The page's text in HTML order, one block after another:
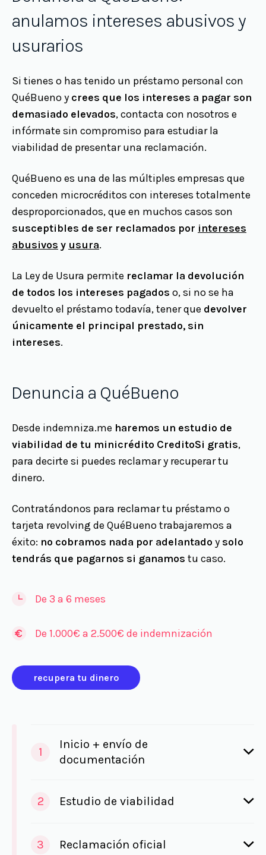
anulamos intereses abusivos y
usurarios
Si tienes o has tenido un préstamo personal con
QuéBueno y crees que los intereses a pagar son
demasiado elevados, contacta con nosotros e
infórmate sin compromiso para estudiar la
viabilidad de presentar una reclamación.
QuéBueno es una de las múltiples empresas que
conceden microcréditos con intereses totalmente
desproporcionados, que en muchos casos son
susceptibles de ser reclamados por intereses
abusivos y usura.
La Ley de Usura permite reclamar la devolución
de todos los intereses pagados o, si no se ha
devuelto el préstamo todavía, tener que devolver
únicamente el principal prestado, sin
intereses.
Denuncia a QuéBueno
Desde indemniza.me haremos un estudio de
viabilidad de tu minicrédito CreditoSi gratis,
para decirte si puedes reclamar y recuperar tu
dinero.
Contratándonos para reclamar tu préstamo o
tarjeta revolving de QuéBueno trabajaremos a
éxito: no cobramos nada por adelantado y solo
tendrás que pagarnos si ganamos tu caso.
De 3 a 6 meses
De 1.000€ a 2.500€ de indemnización
recupera tu dinero
1
Inicio + envío de
documentación
2 Estudio de viabilidad
3 Reclamación oficial